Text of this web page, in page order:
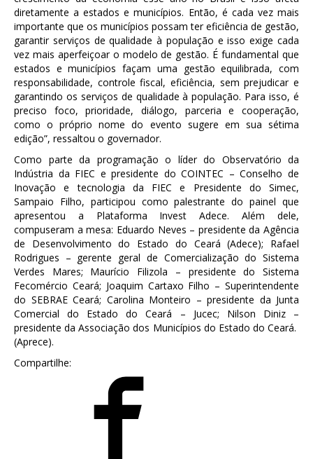
diretamente a estados e municípios. Então, é cada vez mais
importante que os municípios possam ter eficiência de gestão,
garantir serviços de qualidade à população e isso exige cada
vez mais aperfeiçoar o modelo de gestão. É fundamental que
estados e municípios façam uma gestão equilibrada, com
responsabilidade, controle fiscal, eficiência, sem prejudicar e
garantindo os serviços de qualidade à população. Para isso, é
preciso foco, prioridade, diálogo, parceria e cooperação,
como o próprio nome do evento sugere em sua sétima
edição”, ressaltou o governador.
Como parte da programação o líder do Observatório da
Indústria da FIEC e presidente do COINTEC – Conselho de
Inovação e tecnologia da FIEC e Presidente do Simec,
Sampaio Filho, participou como palestrante do painel que
apresentou a Plataforma Invest Adece. Além dele,
compuseram a mesa: Eduardo Neves – presidente da Agência
de Desenvolvimento do Estado do Ceará (Adece); Rafael
Rodrigues – gerente geral de Comercialização do Sistema
Verdes Mares; Maurício Filizola – presidente do Sistema
Fecomércio Ceará; Joaquim Cartaxo Filho – Superintendente
do SEBRAE Ceará; Carolina Monteiro – presidente da Junta
Comercial do Estado do Ceará – Jucec; Nilson Diniz –
presidente da Associação dos Municípios do Estado do Ceará.
(Aprece).
Compartilhe: